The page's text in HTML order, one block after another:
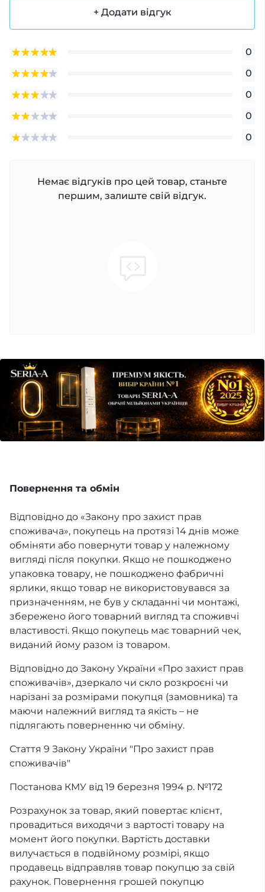
+ Додати відгук
0
0
0
0
0
Немає відгуків про цей товар, станьте
першим, залиште свій відгук.
Повернення та обмін
Відповідно до «Закону про захист прав
споживача», покупець на протязі 14 днів може
обміняти або повернути товар у належному
вигляді після покупки. Якщо не пошкоджено
упаковка товару, не пошкоджено фабричні
ярлики, якщо товар не використовувався за
призначенням, не був у складанні чи монтажі,
збережено його товарний вигляд та споживчі
властивості. Якщо покупець має товарний чек,
виданий йому разом із товаром.
Відповідно до Закону України «Про захист прав
споживачів», дзеркало чи скло розкроєні чи
нарізані за розмірами покупця (замовника) та
маючи належний вигляд та якість – не
підлягають поверненню чи обміну.
Стаття 9 Закону України "Про захист прав
споживачів"
Постанова КМУ від 19 березня 1994 р. №172
Розрахунок за товар, який повертає клієнт,
провадиться виходячи з вартості товару на
момент його покупки. Вартість доставки
вилучається в подвійному розмірі, якщо
продавець відправляв товар покупцю за свій
рахунок. Повернення грошей покупцю